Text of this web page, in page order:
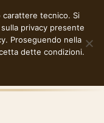
tecnico. Si
privacy presente
. Proseguendo nella
dette condizioni.